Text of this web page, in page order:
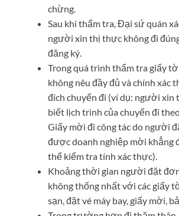
chừng.
Sau khi thẩm tra, Đại sứ quán
người xin thị thực không đi
đăng ký.
Trong quá trình thẩm tra giấy
không nêu đầy đủ và chính xác
đích chuyến đi (ví dụ: người xin
biết lịch trình của chuyến đi
Giấy mời đi công tác do người
được doanh nghiệp mời khẳng
thể kiểm tra tính xác thực).
Khoảng thời gian người đặt
không thống nhất với các giấy
sạn, đặt vé máy bay, giấy mời,